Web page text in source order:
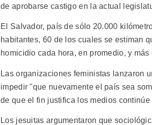
de aprobarse castigo en la actual
El Salvador, país de sólo 20.000
habitantes, 60 de los cuales se estiman
homicidio cada hora, en promedio, y
Las organizaciones feministas lanzaron
impedir "que nuevamente el país sea
de que el fin justifica los medios
Los jesuitas argumentaron que